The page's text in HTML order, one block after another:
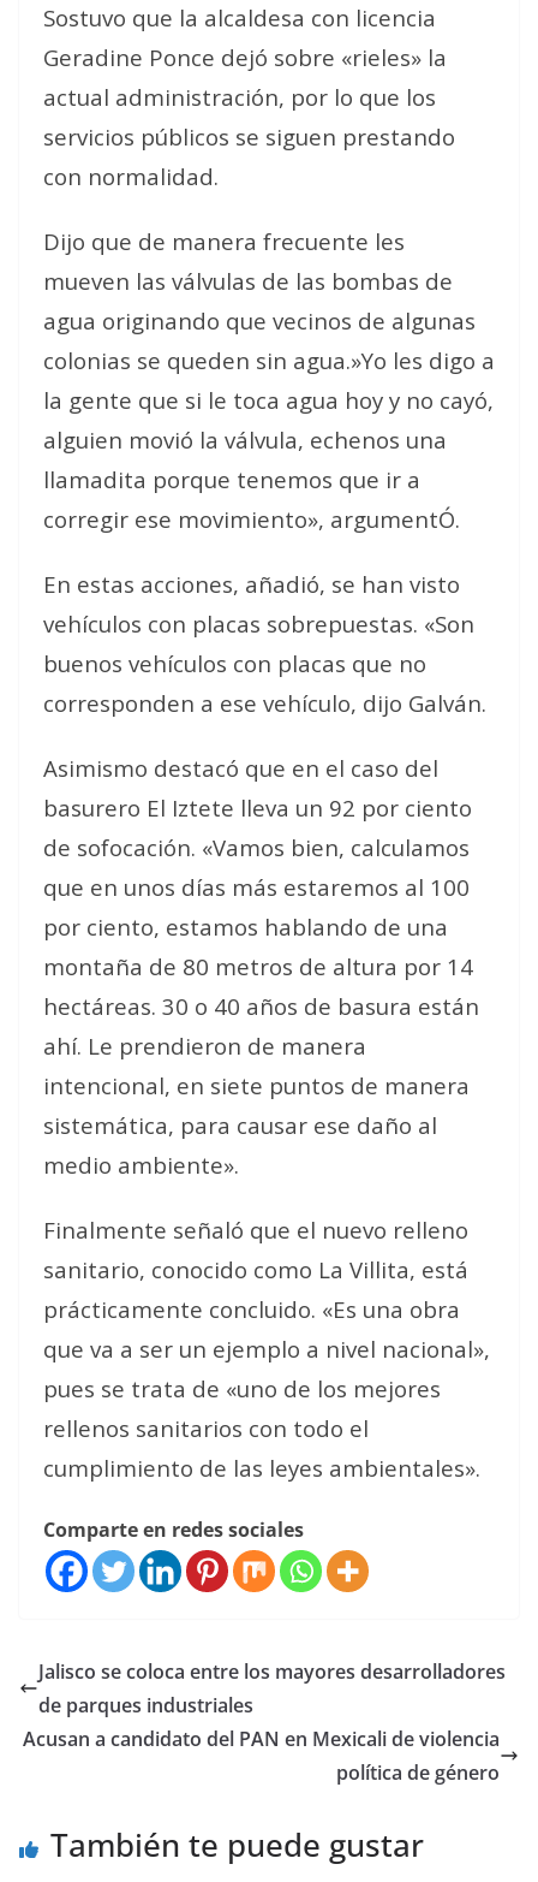
Sostuvo que la alcaldesa con licencia
Geradine Ponce dejó sobre «rieles» la
actual administración, por lo que los
servicios públicos se siguen prestando
con normalidad.
Dijo que de manera frecuente les
mueven las válvulas de las bombas de
agua originando que vecinos de algunas
colonias se queden sin agua.»Yo les digo a
la gente que si le toca agua hoy y no cayó,
alguien movió la válvula, echenos una
llamadita porque tenemos que ir a
corregir ese movimiento», argumentÓ.
En estas acciones, añadió, se han visto
vehículos con placas sobrepuestas. «Son
buenos vehículos con placas que no
corresponden a ese vehículo, dijo Galván.
Asimismo destacó que en el caso del
basurero El Iztete lleva un 92 por ciento
de sofocación. «Vamos bien, calculamos
que en unos días más estaremos al 100
por ciento, estamos hablando de una
montaña de 80 metros de altura por 14
hectáreas. 30 o 40 años de basura están
ahí. Le prendieron de manera
intencional, en siete puntos de manera
sistemática, para causar ese daño al
medio ambiente».
Finalmente señaló que el nuevo relleno
sanitario, conocido como La Villita, está
prácticamente concluido. «Es una obra
que va a ser un ejemplo a nivel nacional»,
pues se trata de «uno de los mejores
rellenos sanitarios con todo el
cumplimiento de las leyes ambientales».
Comparte en redes sociales
Jalisco se coloca entre los mayores desarrolladores
de parques industriales
Acusan a candidato del PAN en Mexicali de violencia
política de género
También te puede gustar